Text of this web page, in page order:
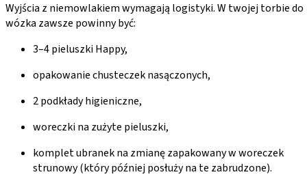
Wyjścia z niemowlakiem wymagają logistyki. W twojej torbie do
wózka zawsze powinny być:
3–4 pieluszki Happy,
opakowanie chusteczek nasączonych,
2 podkłady higieniczne,
woreczki na zużyte pieluszki,
komplet ubranek na zmianę zapakowany w woreczek
strunowy (który później posłuży na te zabrudzone).